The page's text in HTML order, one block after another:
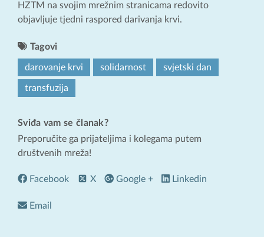
HZTM na svojim mrežnim stranicama redovito
objavljuje tjedni raspored darivanja krvi.
Tagovi
darovanje krvi solidarnost svjetski dan
transfuzija
Sviđa vam se članak?
Preporučite ga prijateljima i kolegama putem
društvenih mreža!
Facebook X Google + Linkedin
Email